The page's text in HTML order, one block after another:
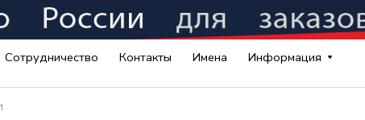
Сотрудничество Контакты Имена Информация